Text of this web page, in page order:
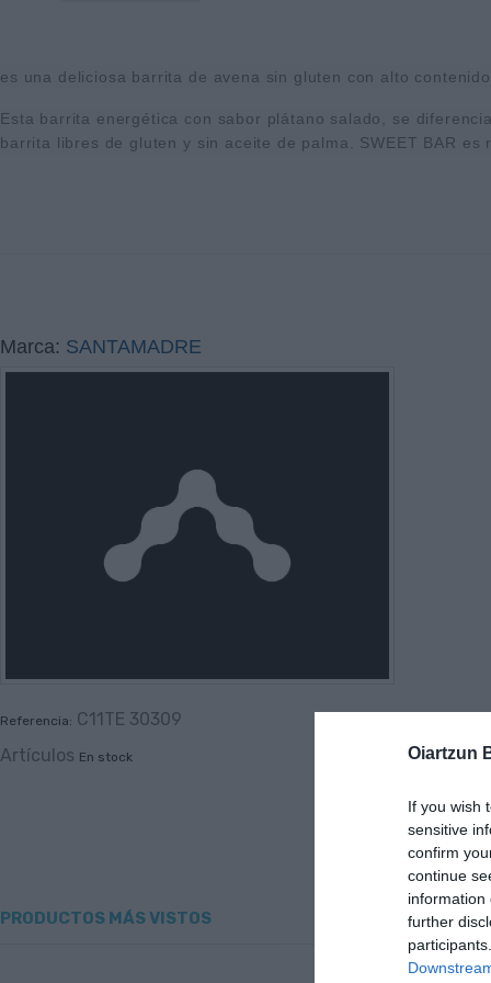
Oiartzun
If you wish
sensitive
confirm
continue
information
further
es una deliciosa barrita de avena sin gluten con alto
Esta barrita energética con sabor plátano salado, se
barrita libres de gluten y sin aceite de palma. SWEET BAR
Marca: SANTAMADRE
Referencia: C11TE 30309
Artículos En stock
PRODUCTOS MÁS VISTOS